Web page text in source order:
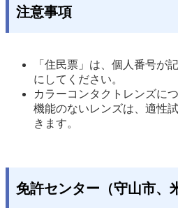
注意事項
「住民票」は、個人番号が
にしてください。
カラーコンタクトレンズに
機能のないレンズは、適性
きます。
免許センター（守山市、